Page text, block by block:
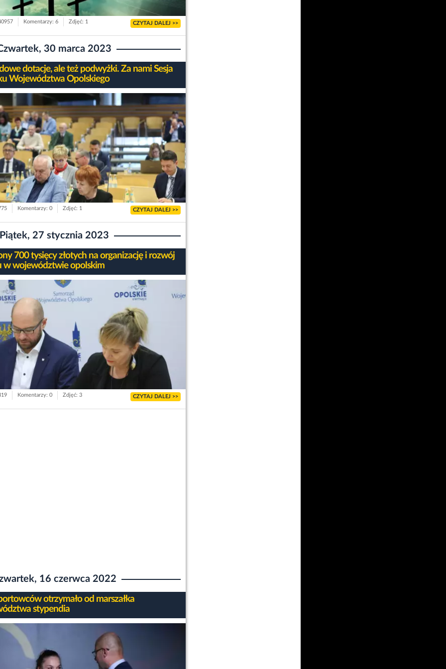
Komentarzy: 6 Zdjęć: 1 CZYTAJ DALEJ >>
30 marca 2023
dotacje, ale też podwyżki. Za nami Sesja
Województwa Opolskiego
Komentarzy: 0 Zdjęć: 1 CZYTAJ DALEJ >>
Piątek, 27 stycznia 2023
700 tysięcy złotych na organizację i rozwój
w województwie opolskim
Komentarzy: 0 Zdjęć: 3 CZYTAJ DALEJ >>
16 czerwca 2022
otrzymało od marszałka
stypendia